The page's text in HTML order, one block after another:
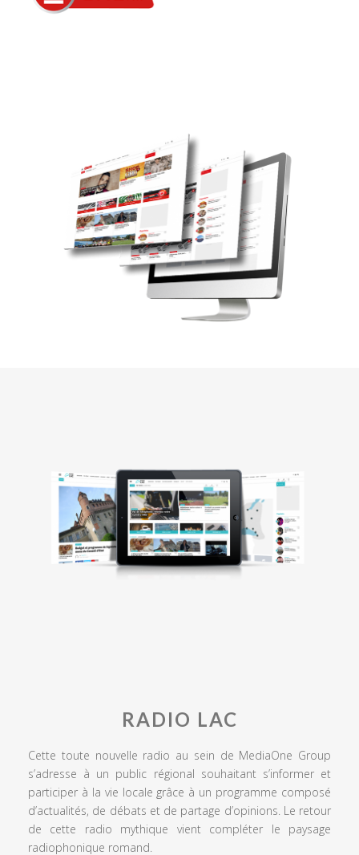
RADIO LAC
Cette toute nouvelle radio au sein de MediaOne Group
s’adresse à un public régional souhaitant s’informer et
participer à la vie locale grâce à un programme composé
d’actualités, de débats et de partage d’opinions. Le retour
de cette radio mythique vient compléter le paysage
radiophonique romand.